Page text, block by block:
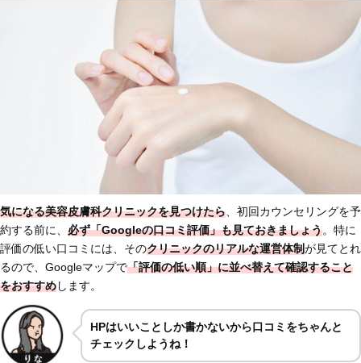
気になる美容皮膚科クリニックを見つけたら 、初回カウンセリングを予
約する前に、 必ず「Googleの口コミ評価」も見ておきましょう。特に
評価の低い口コミには、そのクリニックのリアルな運営体制が見てとれ
るので、Googleマップで「評価の低い順」に並べ替えて確認すること
をおすすめします。
HPはいいことしか書かないから口コミをちゃんと
チェックしようね！